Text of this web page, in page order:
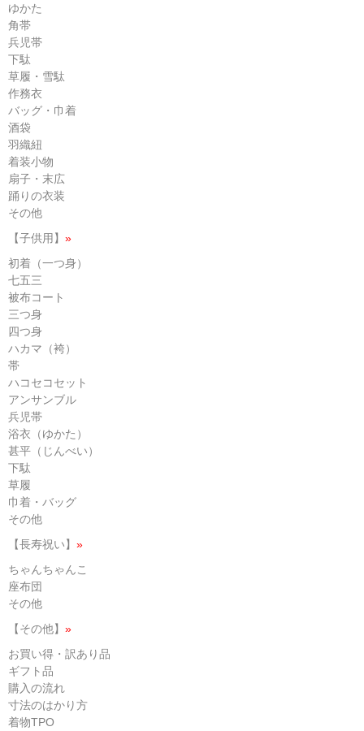
ゆかた
角帯
兵児帯
下駄
草履・雪駄
作務衣
バッグ・巾着
酒袋
羽織紐
着装小物
扇子・末広
踊りの衣装
その他
【子供用】 »
初着（一つ身）
七五三
被布コート
三つ身
四つ身
ハカマ（袴）
帯
ハコセコセット
アンサンブル
兵児帯
浴衣（ゆかた）
甚平（じんべい）
下駄
草履
巾着・バッグ
その他
【長寿祝い】 »
ちゃんちゃんこ
座布団
その他
【その他】 »
お買い得・訳あり品
ギフト品
購入の流れ
寸法のはかり方
着物TPO